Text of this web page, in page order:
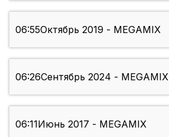
06:55Октябрь 2019 - MEGAMIX
06:26Сентябрь 2024 - MEGAMIX
06:11Июнь 2017 - MEGAMIX